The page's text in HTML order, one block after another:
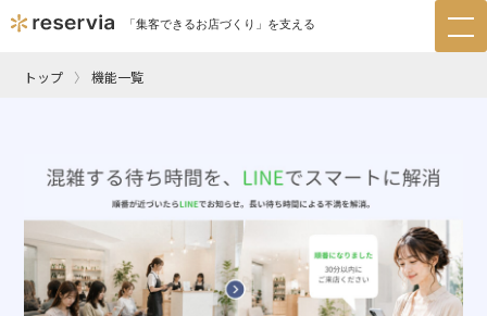
「集客できるお店づくり」を支える
トップ 機能一覧